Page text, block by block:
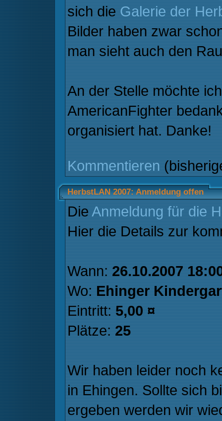
sich die Galerie der
Bilder haben zwar
man sieht auch den
An der Stelle möchte
AmericanFighter
organisiert hat. Danke!
Kommentieren
HerbstLAN 2007: Anmeldung offen
Die Anmeldung für die
Hier die Details zur
Wann: 26.10.2007
Wo: Ehinger
Eintritt: 5,00 ¤
Plätze: 25
Wir haben leider noch
in Ehingen. Sollte sich
ergeben werden wir